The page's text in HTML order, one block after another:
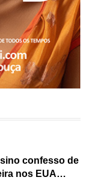
como fruto
confesso de
nos EUA